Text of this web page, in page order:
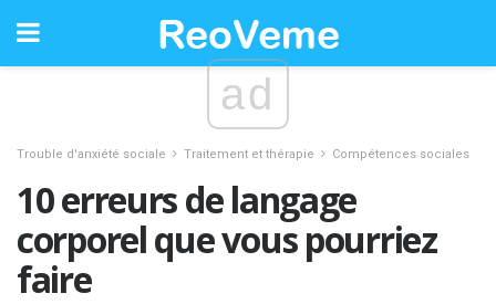
ad
Trouble d'anxiété sociale Traitement et thérapie Compétences sociales
10 erreurs de langage
corporel que vous pourriez
faire